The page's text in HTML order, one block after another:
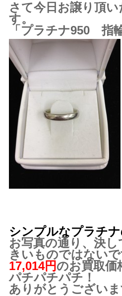
さて今日お譲り頂
す。
「 プラチナ950 指
シンプルなプラチナ
お写真の通り、決
きいものではないで
17,014円のお買取価
パチパチパチ！
ありがとうございま